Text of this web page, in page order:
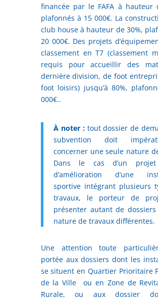
financée par le FAFA à hauteur
plafonnés à 15 000€. La
club house à hauteur de 30%,
20 000€. Des projets
classement en T7 (classement
requis pour accueillir des
dernière division, de foot
foot loisirs) jusqu’à 80%,
000€..
À noter :tout dossier de
subvention doit
concerner une seule nature
Dans le cas d’un projet
d’amélioration d’une
sportive intégrant plusieurs
travaux, le porteur de
présenter autant de
nature de travaux différentes.
Une attention toute
portée aux dossiers dont les
se situent en Quartier Prioritaire
de la Ville ou en Zone de
Rurale, ou aux dossier